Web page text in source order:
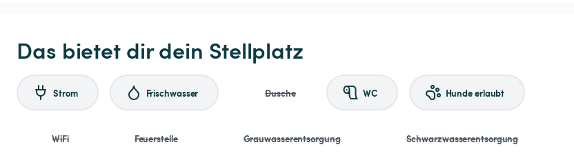
Das bietet dir dein Stellplatz
Strom Frischwasser Dusche WC Hunde erlaubt
WiFi Feuerstelle Grauwasserentsorgung Schwarzwasserentsorgung